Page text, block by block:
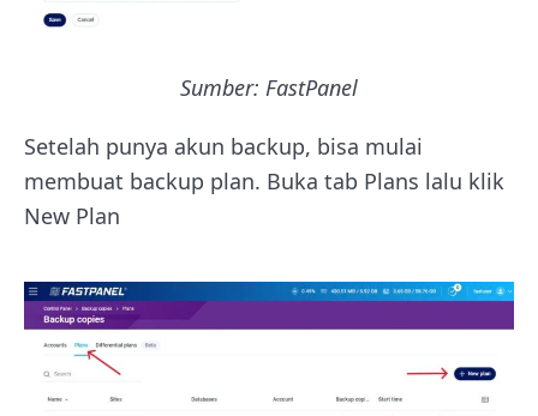
Sumber: FastPanel
Setelah punya akun backup, bisa mulai
membuat backup plan. Buka tab Plans lalu klik
New Plan